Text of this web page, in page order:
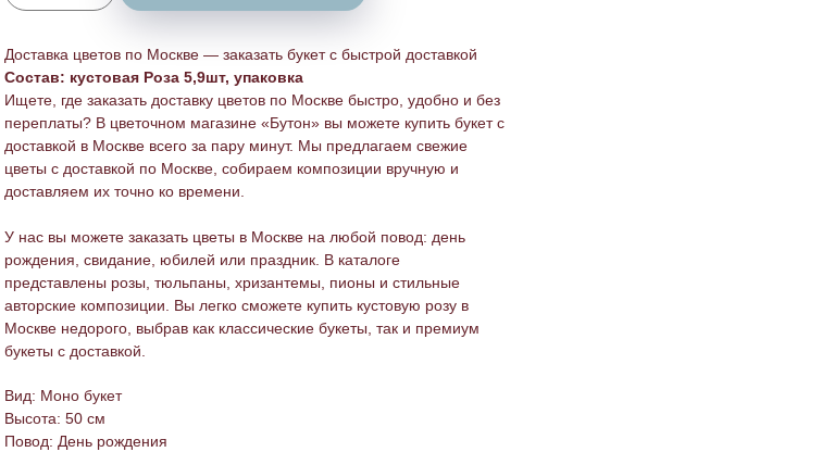
Доставка цветов по Москве — заказать букет с быстрой доставкой
Состав: кустовая Роза 5,9шт, упаковка
Ищете, где заказать доставку цветов по Москве быстро, удобно и без
переплаты? В цветочном магазине «Бутон» вы можете купить букет с
доставкой в Москве всего за пару минут. Мы предлагаем свежие
цветы с доставкой по Москве, собираем композиции вручную и
доставляем их точно ко времени.
У нас вы можете заказать цветы в Москве на любой повод: день
рождения, свидание, юбилей или праздник. В каталоге
представлены розы, тюльпаны, хризантемы, пионы и стильные
авторские композиции. Вы легко сможете купить кустовую розу в
Москве недорого, выбрав как классические букеты, так и премиум
букеты с доставкой.
Вид: Моно букет
Высота: 50 см
Повод: День рождения